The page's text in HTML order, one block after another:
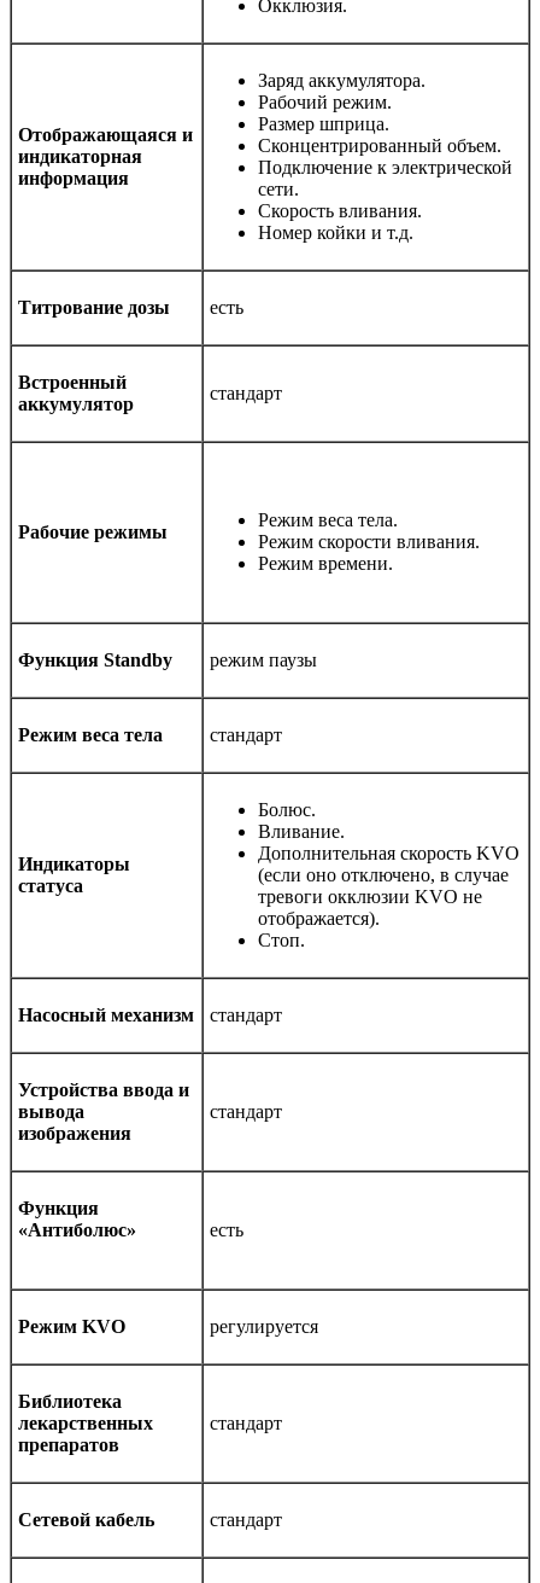
Окклюзия.
Отображающаяся и
индикаторная
информация
Заряд аккумулятора.
Рабочий режим.
Размер шприца.
Сконцентрированный объем.
Подключение к электрической
сети.
Скорость вливания.
Номер койки и т.д.
Титрование дозы есть
Встроенный
аккумулятор
стандарт
Рабочие режимы
Режим веса тела.
Режим скорости вливания.
Режим времени.
Функция Standby режим паузы
Режим веса тела стандарт
Индикаторы
статуса
Болюс.
Вливание.
Дополнительная скорость KVO
(если оно отключено, в случае
тревоги окклюзии KVO не
отображается).
Стоп.
Насосный механизм стандарт
Устройства ввода и
вывода
изображения
стандарт
Функция
«Антиболюс»
есть
Режим KVO регулируется
Библиотека
лекарственных
препаратов
стандарт
Сетевой кабель стандарт